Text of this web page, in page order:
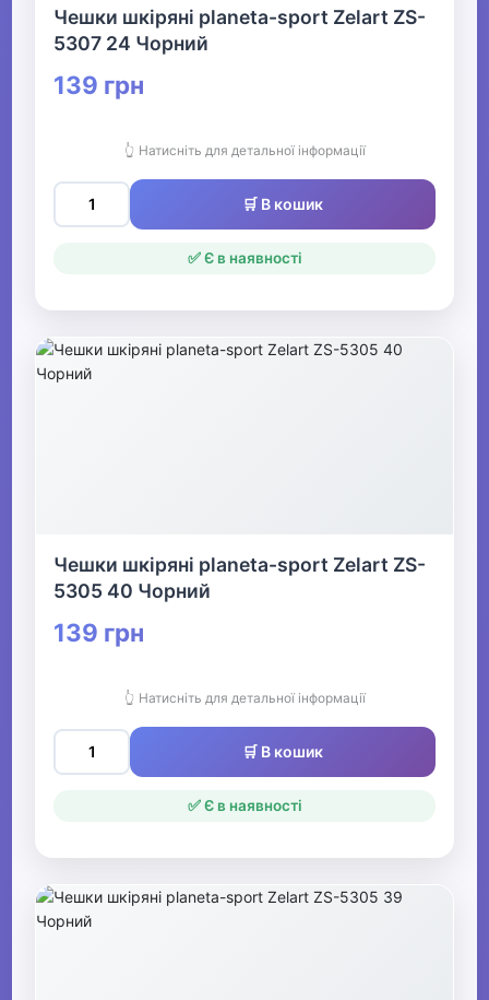
Чешки шкіряні planeta-sport Zelart ZS-
5307 24 Чорний
139 грн
👆 Натисніть для детальної інформації
🛒 В кошик
✅ Є в наявності
Чешки шкіряні planeta-sport Zelart ZS-
5305 40 Чорний
139 грн
👆 Натисніть для детальної інформації
🛒 В кошик
✅ Є в наявності